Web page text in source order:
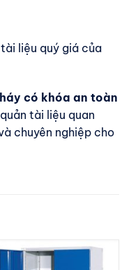
liệu quý giá của
có khóa an toàn
tài liệu quan
chuyên nghiệp cho